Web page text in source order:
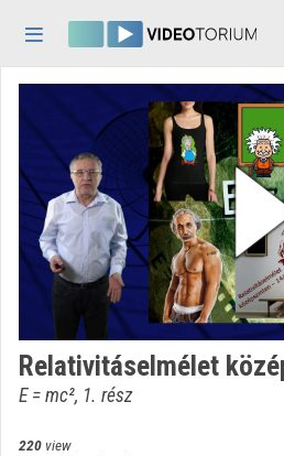
Log In
Discovery
Categories
Playlists
Organizations
Contributors
Relativitáselmélet
E = mc², 1. rész
220 view